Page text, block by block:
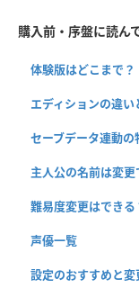
購入前・序盤に読ん
体験版はどこまで？
エディションの違い
セーブデータ連動の
主人公の名前は変更
難易度変更はできる
声優一覧
設定のおすすめと変